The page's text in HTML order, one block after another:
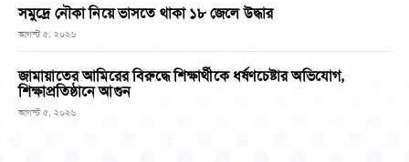
সমুদ্রে নৌকা নিয়ে ভাসতে থাকা ১৮ জেলে উদ্ধার
আগস্ট ৫, ২০২৬
জামায়াতের আমিরের বিরুদ্ধে শিক্ষার্থীকে ধর্ষণচেষ্টার অভিযোগ,
শিক্ষাপ্রতিষ্ঠানে আগুন
আগস্ট ৫, ২০২৬